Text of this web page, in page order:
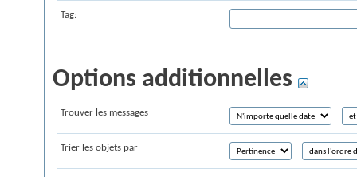
Tag:
Options additionnelles
Trouver les messages
Trier les objets par